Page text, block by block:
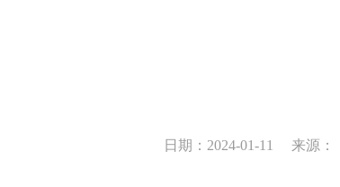
日期：2024-01-11 来源：